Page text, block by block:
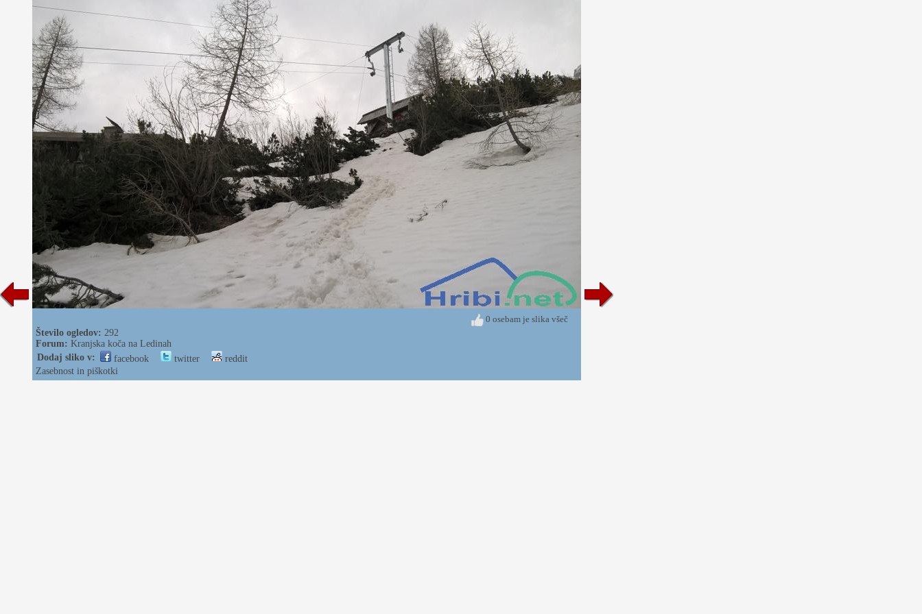
0 osebam je slika všeč
Število ogledov: 292
Forum: Kranjska koča na Ledinah
Dodaj sliko v:
facebook twitter
reddit
Zasebnost in piškotki